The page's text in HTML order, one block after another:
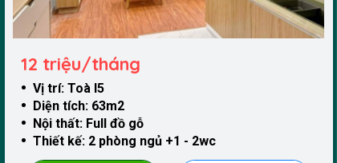
12 triệu/tháng
Vị trí: Toà I5
Diện tích: 63m2
Nội thất: Full đồ gỗ
Thiết kế: 2 phòng ngủ +1 - 2wc